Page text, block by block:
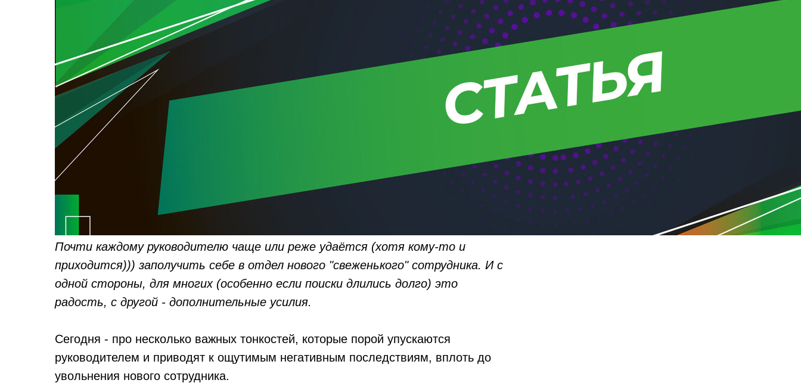
Почти каждому руководителю чаще или реже удаётся (хотя кому-то и
приходится))) заполучить себе в отдел нового "свеженького" сотрудника. И с
одной стороны, для многих (особенно если поиски длились долго) это
радость, с другой - дополнительные усилия.
Сегодня - про несколько важных тонкостей, которые порой упускаются
руководителем и приводят к ощутимым негативным последствиям, вплоть до
увольнения нового сотрудника.